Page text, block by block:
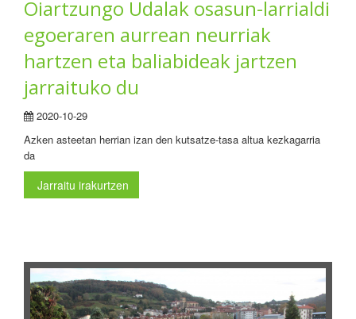
Oiartzungo Udalak osasun-larrialdi
egoeraren aurrean neurriak
hartzen eta baliabideak jartzen
jarraituko du
2020-10-29
Azken asteetan herrian izan den kutsatze-tasa altua kezkagarria
da
Jarraitu irakurtzen